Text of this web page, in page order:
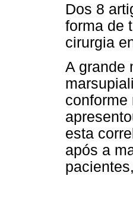
Dos 8
forma de
cirurgia
A grande
conforme
esta
após a